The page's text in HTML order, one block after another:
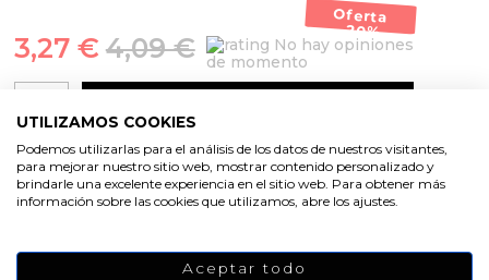
Oferta
-20%
4,09 €
3,27 €
No hay opiniones
de momento
UTILIZAMOS COOKIES
Podemos utilizarlas para el análisis de los datos de nuestros visitantes,
para mejorar nuestro sitio web, mostrar contenido personalizado y
brindarle una excelente experiencia en el sitio web. Para obtener más
información sobre las cookies que utilizamos, abre los ajustes.
Aceptar todo